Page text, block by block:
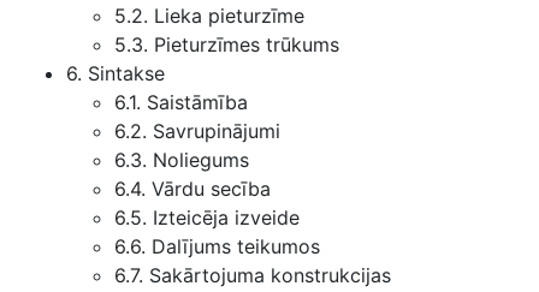
5.2. Lieka pieturzīme
5.3. Pieturzīmes trūkums
6. Sintakse
6.1. Saistāmība
6.2. Savrupinājumi
6.3. Noliegums
6.4. Vārdu secība
6.5. Izteicēja izveide
6.6. Dalījums teikumos
6.7. Sakārtojuma konstrukcijas